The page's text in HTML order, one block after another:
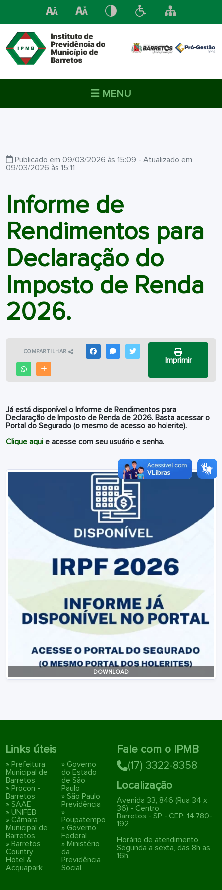
MENU
Publicado em 09/03/2026 às 15:09 - Atualizado em
09/03/2026 às 15:11
Informe de
Rendimentos para
Declaração do
Imposto de Renda
2026.
COMPARTILHAR FACEBOOKMESSENGER
WHATSAPP
Imprimir
Já está disponível o Informe de Rendimentos para
Declaração de Imposto de Renda de 2026. Basta acessar o
Portal do Segurado (o mesmo de acesso ao holerite).
Clique aqui e acesse com seu usuário e senha.
DOWNLOAD
Links úteis
» Prefeitura
Municipal de
Barretos
» Procon -
Barretos
» SAAE
» UNIFEB
» Câmara
Municipal de
Barretos
» Barretos
Country
Hotel &
Acquapark
» Governo
do Estado
de São
Paulo
» São Paulo
Previdência
»
Poupatempo
» Governo
Federal
» Ministério
da
Previdência
Social
Fale com o IPMB
(17) 3322-8358
Localização
Avenida 33, 846 (Rua 34 x
36) - Centro
Barretos - SP - CEP: 14.780-
192
Horário de atendimento
Segunda a sexta, das 8h as
16h.